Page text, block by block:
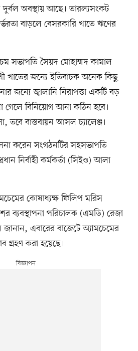
অবস্থায় আছে। তারল্যসংকট
বাড়লে বেসরকারি খাতে ঋণের
সভাপতি সৈয়দ মোহাম্মদ কামাল
খাতের জন্যে ইতিবাচক অনেক কিছু
জন্যে জ্বালানি নিরাপত্তা একটি বড়
গেলে বিনিয়োগ আনা কঠিন হবে।
তবে বাস্তবায়ন আসল চ্যালেঞ্জ।
করেন সংগঠনটির সহসভাপতি
নির্বাহী কর্মকর্তা (সিইও) আলা
কোষাধ্যক্ষ ফিলিপ মরিস
ব্যবস্থাপনা পরিচালক (এমডি) রেজা
এবারের বাজেটে অ্যামচেমের
গ্রহণ করা হয়েছে।